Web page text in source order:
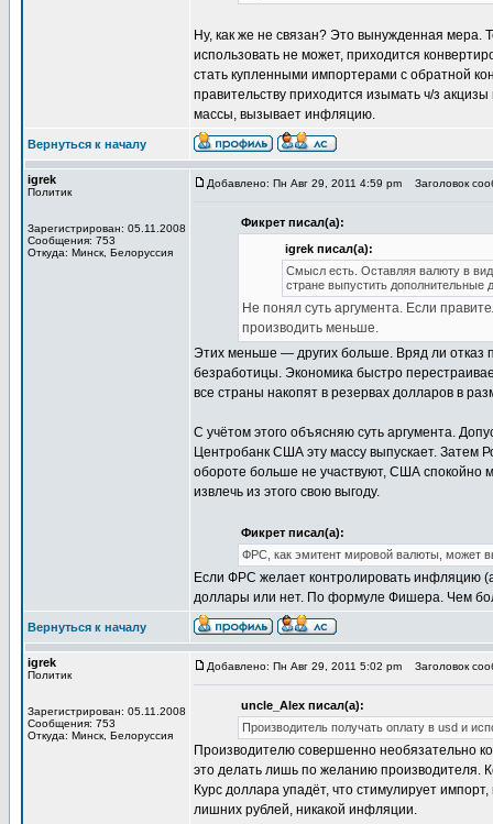
Ну, как же не связан? Это вынужденная мера.
использовать не может, приходится
стать купленными импортерами с обратной
правительству приходится изымать ч/з
массы, вызывает инфляцию.
Вернуться к началу
igrek
Политик
Зарегистрирован: 05.11.2008
Сообщения: 753
Откуда: Минск, Белоруссия
Добавлено: Пн Авг 29, 2011 4:59 pm Заголовок
Фикрет писал(а):
igrek писал(а):
Смысл есть. Оставляя валюту в
стране выпустить дополнительные
Не понял суть аргумента. Если
производить меньше.
Этих меньше — других больше. Вряд ли отказ
безработицы. Экономика быстро
все страны накопят в резервах долларов в
С учётом этого объясняю суть аргумента.
Центробанк США эту массу выпускает. Затем
обороте больше не участвуют, США спокойно
извлечь из этого свою выгоду.
Фикрет писал(а):
ФРС, как эмитент мировой валюты, может
Если ФРС желает контролировать инфляцию
доллары или нет. По формуле Фишера. Чем
Вернуться к началу
igrek
Политик
Зарегистрирован: 05.11.2008
Сообщения: 753
Откуда: Минск, Белоруссия
Добавлено: Пн Авг 29, 2011 5:02 pm Заголовок
uncle_Alex писал(а):
Производитель получать оплату в usd и
Производителю совершенно необязательно
это делать лишь по желанию производителя.
Курс доллара упадёт, что стимулирует
лишних рублей, никакой инфляции.